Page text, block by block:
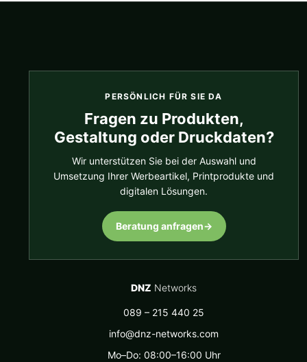
PERSÖNLICH FÜR SIE DA
Fragen zu Produkten,
Gestaltung oder Druckdaten?
Wir unterstützen Sie bei der Auswahl und
Umsetzung Ihrer Werbeartikel, Printprodukte und
digitalen Lösungen.
Beratung anfragen→
DNZ Networks
089 – 215 440 25
info@dnz-networks.com
Mo–Do: 08:00–16:00 Uhr